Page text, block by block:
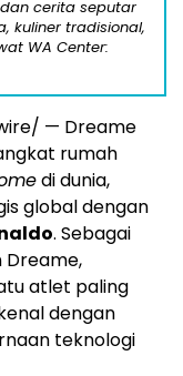
cerita seputar
kuliner tradisional,
WA Center:
— Dreame
rumah
di dunia,
global dengan
. Sebagai
atlet paling
dengan
teknologi